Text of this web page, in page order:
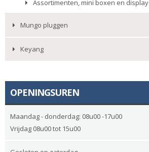
Assortimenten, mini boxen en display
Mungo pluggen
Keyang
OPENINGSUREN
Maandag - donderdag: 08u00 -17u00
Vrijdag 08u00 tot 15u00